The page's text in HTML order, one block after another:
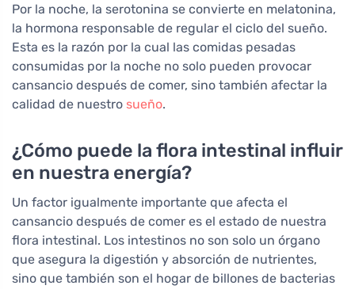
Por la noche, la serotonina se convierte en melatonina,
la hormona responsable de regular el ciclo del sueño.
Esta es la razón por la cual las comidas pesadas
consumidas por la noche no solo pueden provocar
cansancio después de comer, sino también afectar la
calidad de nuestro sueño.
¿Cómo puede la flora intestinal influir
en nuestra energía?
Un factor igualmente importante que afecta el
cansancio después de comer es el estado de nuestra
flora intestinal. Los intestinos no son solo un órgano
que asegura la digestión y absorción de nutrientes,
sino que también son el hogar de billones de bacterias